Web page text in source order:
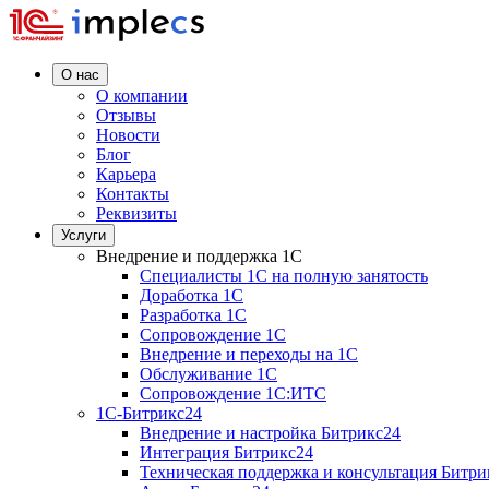
О нас
О компании
Отзывы
Новости
Блог
Карьера
Контакты
Реквизиты
Услуги
Внедрение и поддержка 1C
Специалисты 1C на полную занятость
Доработка 1C
Разработка 1C
Сопровождение 1C
Внедрение и переходы на 1C
Обслуживание 1C
Сопровождение 1C:ИТС
1С-Битрикс24
Внедрение и настройка Битрикс24
Интеграция Битрикс24
Техническая поддержка и консультация